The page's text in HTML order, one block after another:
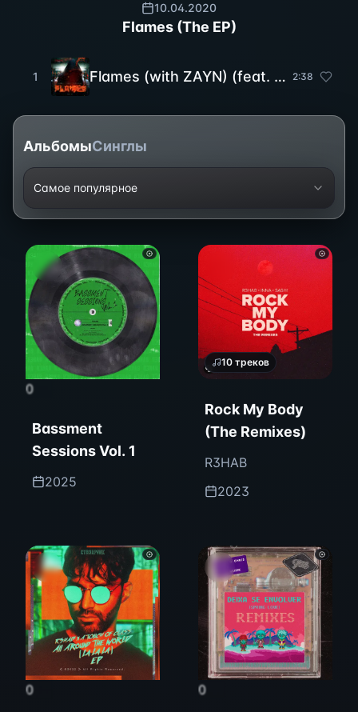
10.04.2020
Flames (The EP)
1 Flames (with ZAYN) (feat. Jungleboi) (Steve Aoki Remix) 2:38
АльбомыСинглы
Самое популярное
0
Bassment
Sessions Vol. 1
2025
10 треков
Rock My Body
(The Remixes)
R3HAB
2023
0 0